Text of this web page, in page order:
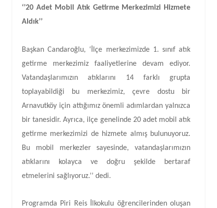
‘’20 Adet Mobil Atık Getirme Merkezimizi Hizmete
Aldık’’
Başkan Candaroğlu, ‘İlçe merkezimizde 1. sınıf atık
getirme merkezimiz faaliyetlerine devam ediyor.
Vatandaşlarımızın atıklarını 14 farklı grupta
toplayabildiği bu merkezimiz, çevre dostu bir
Arnavutköy için attığımız önemli adımlardan yalnızca
bir tanesidir. Ayrıca, ilçe genelinde 20 adet mobil atık
getirme merkezimizi de hizmete almış bulunuyoruz.
Bu mobil merkezler sayesinde, vatandaşlarımızın
atıklarını kolayca ve doğru şekilde bertaraf
etmelerini sağlıyoruz.’’ dedi.
Programda Piri Reis İlkokulu öğrencilerinden oluşan